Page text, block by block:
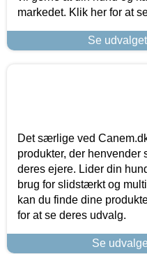
markedet. Klik her for at
Se
Det særlige ved
produkter, der
deres ejere. Lider din
brug for slidstærkt og
kan du finde dine
for at se deres udvalg.
Se